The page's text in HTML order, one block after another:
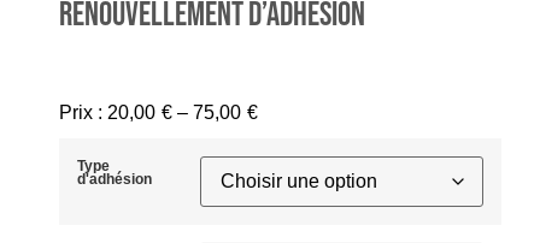
Renouvellement d’adhésion
Prix : 20,00 € – 75,00 €
Type
d'adhésion